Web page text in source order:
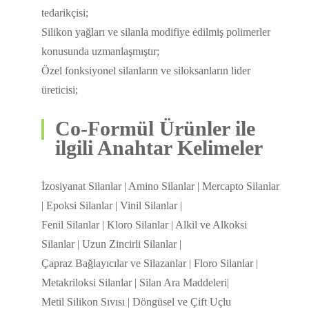
tedarikçisi;
Silikon yağları ve silanla modifiye edilmiş polimerler
konusunda uzmanlaşmıştır;
Özel fonksiyonel silanların ve siloksanların lider
üreticisi;
Co-Formül Ürünler ile
ilgili Anahtar Kelimeler
İzosiyanat Silanlar | Amino Silanlar | Mercapto Silanlar
| Epoksi Silanlar | Vinil Silanlar |
Fenil Silanlar | Kloro Silanlar | Alkil ve Alkoksi
Silanlar | Uzun Zincirli Silanlar |
Çapraz Bağlayıcılar ve Silazanlar | Floro Silanlar |
Metakriloksi Silanlar | Silan Ara Maddeleri|
Metil Silikon Sıvısı | Döngüsel ve Çift Uçlu